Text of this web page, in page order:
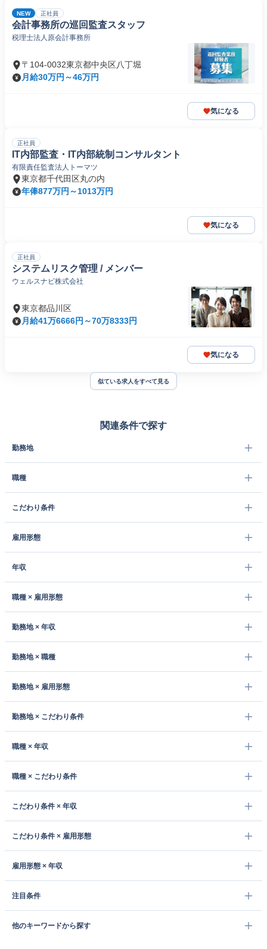
NEW 正社員
会計事務所の巡回監査スタッフ
税理士法人原会計事務所
〒104-0032東京都中央区八丁堀
月給30万円～46万円
気になる
正社員
IT内部監査・IT内部統制コンサルタント
有限責任監査法人トーマツ
東京都千代田区丸の内
年俸877万円～1013万円
気になる
正社員
システムリスク管理 / メンバー
ウェルスナビ株式会社
東京都品川区
月給41万6666円～70万8333円
気になる
似ている求人をすべて見る
関連条件で探す
勤務地
職種
こだわり条件
雇用形態
年収
職種 × 雇用形態
勤務地 × 年収
勤務地 × 職種
勤務地 × 雇用形態
勤務地 × こだわり条件
職種 × 年収
職種 × こだわり条件
こだわり条件 × 年収
こだわり条件 × 雇用形態
雇用形態 × 年収
注目条件
他のキーワードから探す